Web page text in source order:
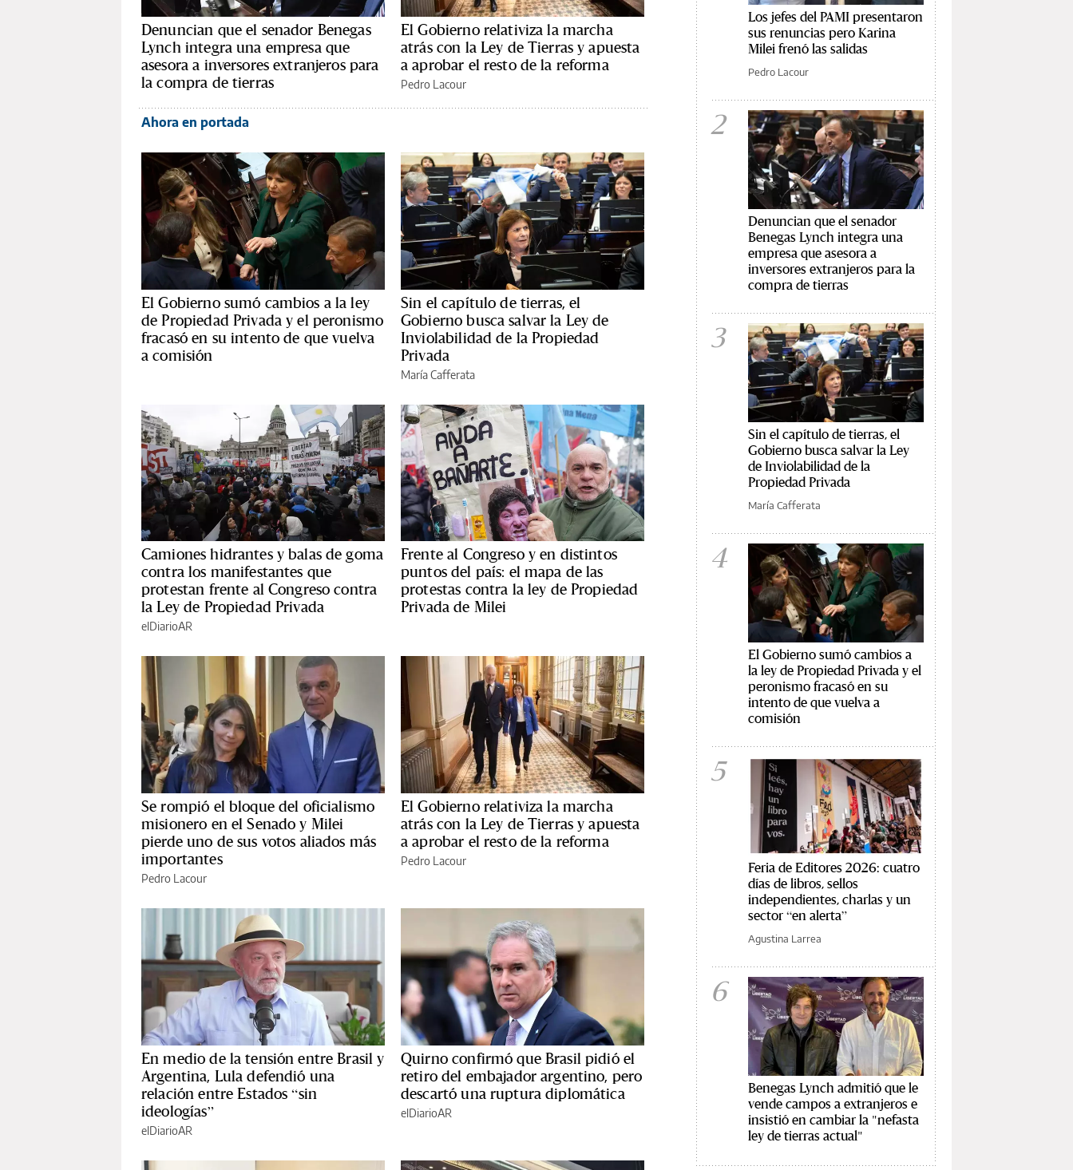
Denuncian que el senador Benegas
Lynch integra una empresa que
asesora a inversores extranjeros para
la compra de tierras
El Gobierno relativiza la marcha
atrás con la Ley de Tierras y apuesta
a aprobar el resto de la reforma
Pedro Lacour
Ahora en portada
El Gobierno sumó cambios a la ley
de Propiedad Privada y el peronismo
fracasó en su intento de que vuelva
a comisión
Sin el capítulo de tierras, el
Gobierno busca salvar la Ley de
Inviolabilidad de la Propiedad
Privada
María Cafferata
Camiones hidrantes y balas de goma
contra los manifestantes que
protestan frente al Congreso contra
la Ley de Propiedad Privada
elDiarioAR
Frente al Congreso y en distintos
puntos del país: el mapa de las
protestas contra la ley de Propiedad
Privada de Milei
Se rompió el bloque del oficialismo
misionero en el Senado y Milei
pierde uno de sus votos aliados más
importantes
Pedro Lacour
El Gobierno relativiza la marcha
atrás con la Ley de Tierras y apuesta
a aprobar el resto de la reforma
Pedro Lacour
En medio de la tensión entre Brasil y
Argentina, Lula defendió una
relación entre Estados “sin
ideologías”
elDiarioAR
Quirno confirmó que Brasil pidió el
retiro del embajador argentino, pero
descartó una ruptura diplomática
elDiarioAR
Los jefes del PAMI presentaron
sus renuncias pero Karina
Milei frenó las salidas
Pedro Lacour
2
Denuncian que el senador
Benegas Lynch integra una
empresa que asesora a
inversores extranjeros para la
compra de tierras
3
Sin el capítulo de tierras, el
Gobierno busca salvar la Ley
de Inviolabilidad de la
Propiedad Privada
María Cafferata
4
El Gobierno sumó cambios a
la ley de Propiedad Privada y el
peronismo fracasó en su
intento de que vuelva a
comisión
5
Feria de Editores 2026: cuatro
días de libros, sellos
independientes, charlas y un
sector “en alerta”
Agustina Larrea
6
Benegas Lynch admitió que le
vende campos a extranjeros e
insistió en cambiar la "nefasta
ley de tierras actual"